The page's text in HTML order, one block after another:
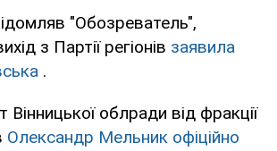
"Обозреватель",
з Партії регіонів заявила
.
облради від фракції
Олександр Мельник офіційно